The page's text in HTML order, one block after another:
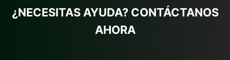
¿NECESITAS AYUDA? CONTÁCTANOS
AHORA